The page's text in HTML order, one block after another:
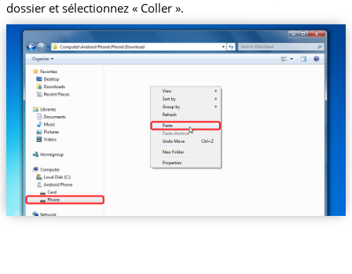
dossier et sélectionnez « Coller ».